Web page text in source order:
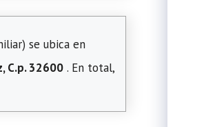
se ubica en
C.p. 32600 . En total,